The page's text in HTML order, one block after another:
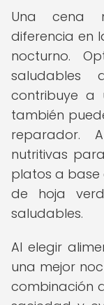
Una cena
diferencia en
nocturno.
contribuye a
también
reparador.
nutritivas
platos a base
de hoja
saludables.
Al elegir
una mejor
combinación